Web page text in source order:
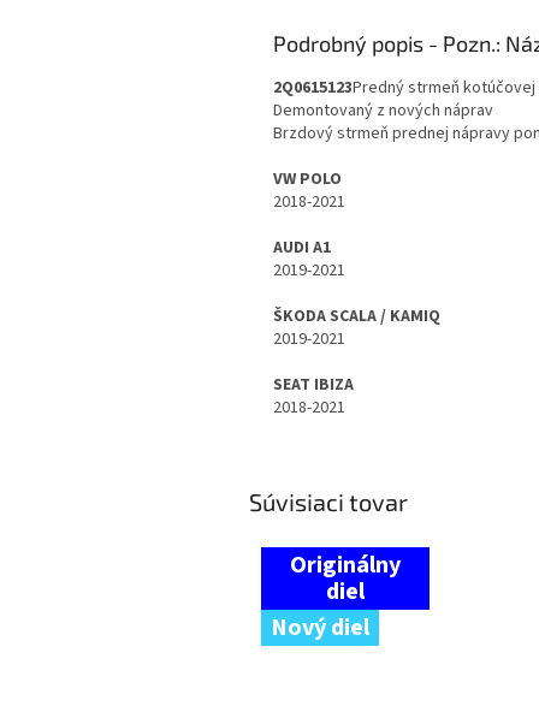
Podrobný popis
2Q0615123Predný strmeň
Demontovaný z nových náprav
Brzdový strmeň prednej nápravy
VW POLO
2018-2021
AUDI A1
2019-2021
ŠKODA SCALA / KAMIQ
2019-2021
SEAT IBIZA
2018-2021
Súvisiaci tovar
Nový diel